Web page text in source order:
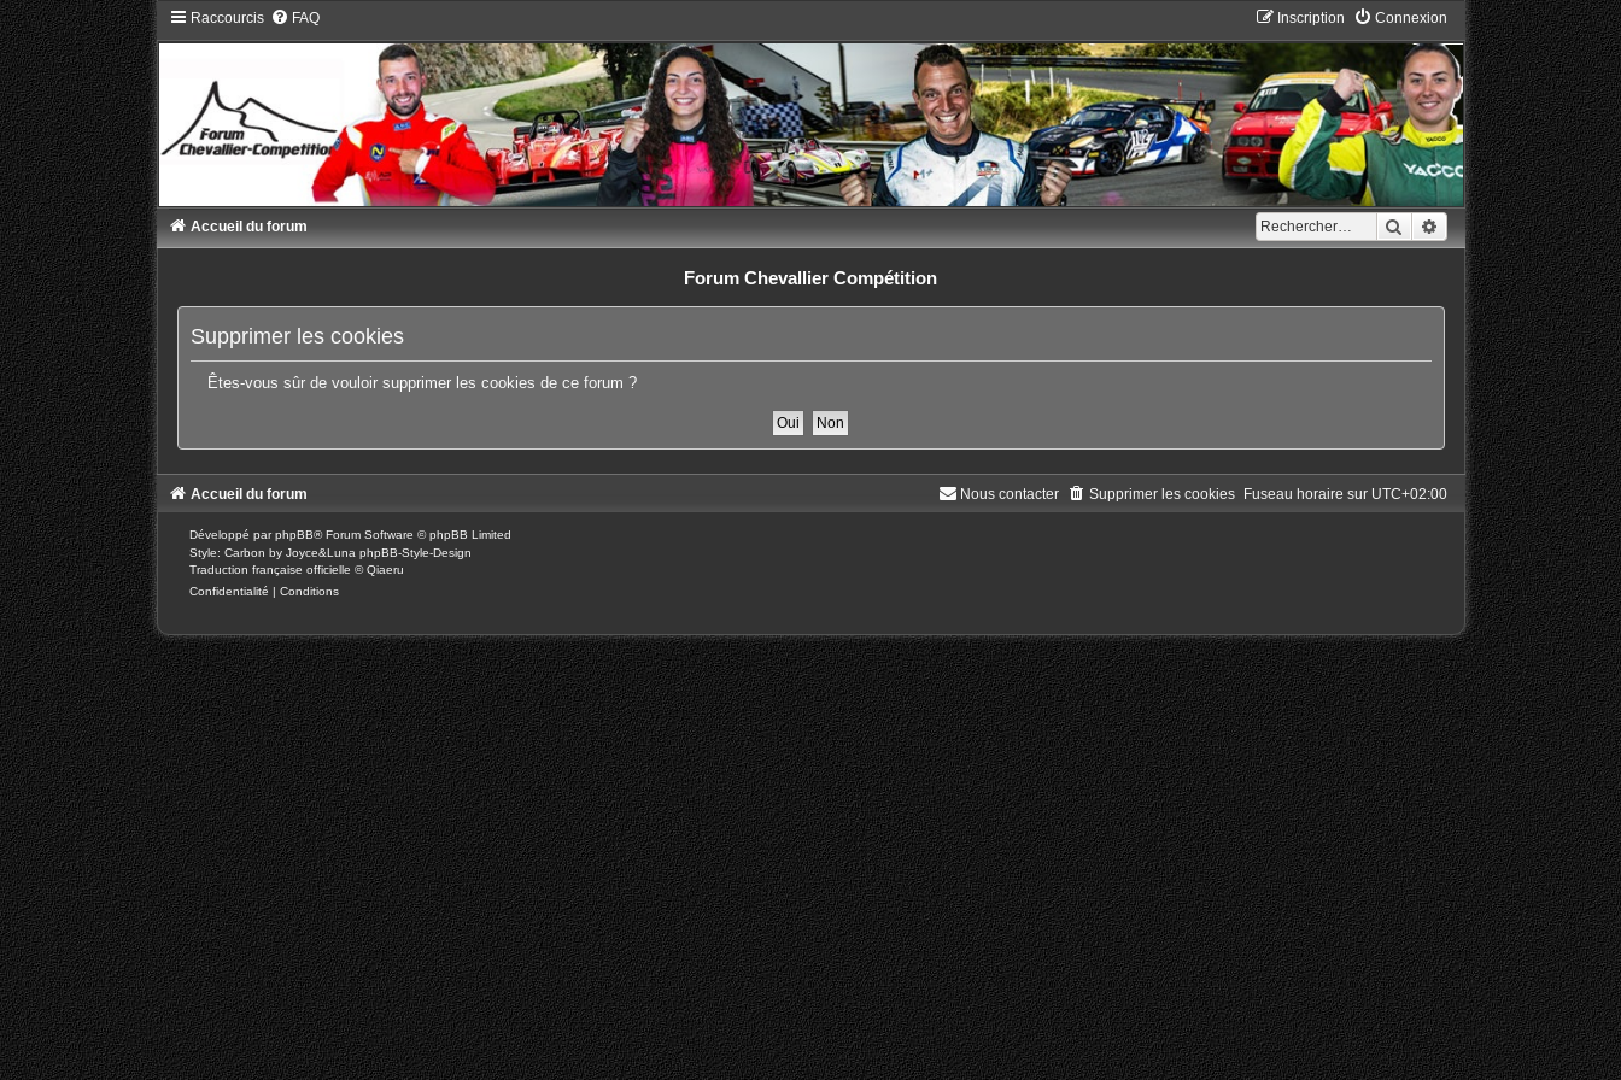
Raccourcis FAQ Connexion
Inscription
RechercherRecherche avancée
Accueil du forum
Forum Chevallier Compétition
Supprimer les cookies
Êtes-vous sûr de vouloir supprimer les cookies de ce forum ?
Accueil du forum Fuseau horaire sur UTC+02:00
Supprimer les cookies
Nous contacter
Développé parphpBB® Forum Software © phpBB Limited
Style: Carbon by Joyce&Luna phpBB-Style-Design
Traduction française officielle ©Qiaeru
Confidentialité | Conditions